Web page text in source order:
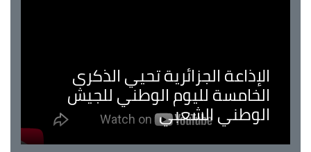
الإذاعة الجزائرية تحيي الذكرى
الخامسة لليوم الوطني للجيش
الوطني الشعبي